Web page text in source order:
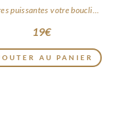
puissantes votre bouclier
du quotidien
19€
AU PANIER